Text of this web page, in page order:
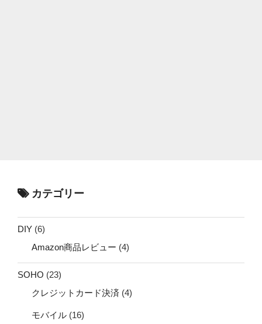
カテゴリー
DIY (6)
Amazon商品レビュー (4)
SOHO (23)
クレジットカード決済 (4)
モバイル (16)